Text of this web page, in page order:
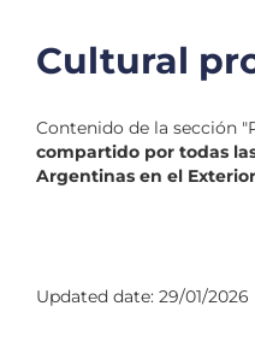
Cultural
Contenido de la sección
compartido por todas
Argentinas en el
Updated date: 29/01/2026